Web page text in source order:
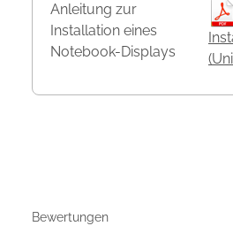
Anleitung zur
Installation eines
Notebook-Displays
Bewertungen